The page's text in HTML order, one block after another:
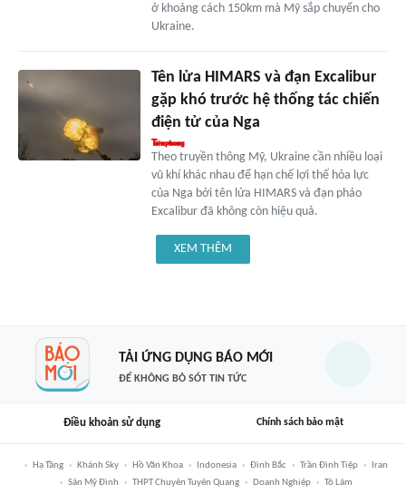
ở khoảng cách 150km mà Mỹ sắp chuyển cho
Ukraine.
Tên lửa HIMARS và đạn Excalibur
gặp khó trước hệ thống tác chiến
điện tử của Nga
Theo truyền thông Mỹ, Ukraine cần nhiều loại
vũ khí khác nhau để hạn chế lợi thế hỏa lực
của Nga bởi tên lửa HIMARS và đạn pháo
Excalibur đã không còn hiệu quả.
XEM THÊM
TẢI ỨNG DỤNG BÁO MỚI
ĐỂ KHÔNG BỎ SÓT TIN TỨC
Điều khoản sử dụng Chính sách bảo mật
Hạ Tầng Khánh Sky Hồ Văn Khoa Indonesia Đình Bắc Trần Đình Tiệp
Iran
Sân Mỹ Đình
THPT Chuyên Tuyên Quang Doanh Nghiệp
Tô Lâm